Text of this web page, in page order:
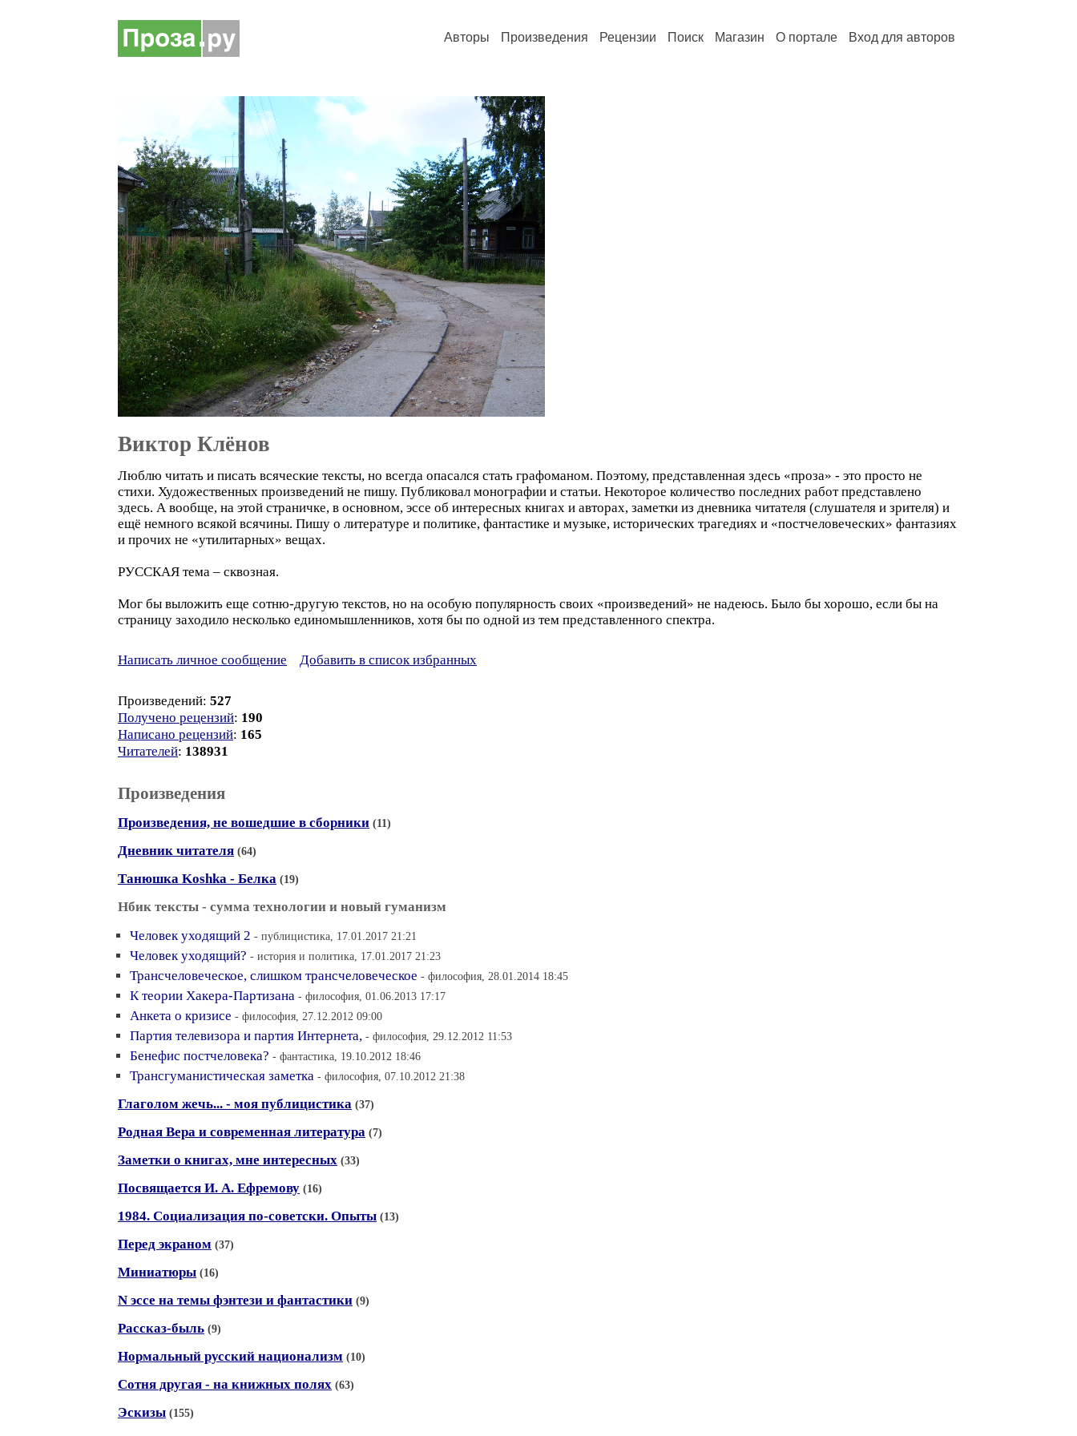
Авторы Произведения Рецензии Поиск Магазин О портале Вход для авторов
Виктор Клёнов
Люблю читать и писать всяческие тексты, но всегда опасался стать графоманом. Поэтому, представленная здесь «проза» - это просто не
стихи. Художественных произведений не пишу. Публиковал монографии и статьи. Некоторое количество последних работ представлено
здесь. А вообще, на этой страничке, в основном, эссе об интересных книгах и авторах, заметки из дневника читателя (слушателя и зрителя) и
ещё немного всякой всячины. Пишу о литературе и политике, фантастике и музыке, исторических трагедиях и «постчеловеческих» фантазиях
и прочих не «утилитарных» вещах.
РУССКАЯ тема – сквозная.
Мог бы выложить еще сотню-другую текстов, но на особую популярность своих «произведений» не надеюсь. Было бы хорошо, если бы на
страницу заходило несколько единомышленников, хотя бы по одной из тем представленного спектра.
Написать личное сообщение Добавить в список избранных
Произведений: 527
Получено рецензий: 190
Написано рецензий: 165
Читателей: 138931
Произведения
Произведения, не вошедшие в сборники (11)
Дневник читателя (64)
Танюшка Koshka - Белка (19)
Нбик тексты - сумма технологии и новый гуманизм
Человек уходящий 2 - публицистика, 17.01.2017 21:21
Человек уходящий? - история и политика, 17.01.2017 21:23
Трансчеловеческое, слишком трансчеловеческое - философия, 28.01.2014 18:45
К теории Хакера-Партизана - философия, 01.06.2013 17:17
Анкета о кризисе - философия, 27.12.2012 09:00
Партия телевизора и партия Интернета, - философия, 29.12.2012 11:53
Бенефис постчеловека? - фантастика, 19.10.2012 18:46
Трансгуманистическая заметка - философия, 07.10.2012 21:38
Глаголом жечь... - моя публицистика (37)
Родная Вера и современная литература (7)
Заметки о книгах, мне интересных (33)
Посвящается И. А. Ефремову (16)
1984. Социализация по-советски. Опыты (13)
Перед экраном (37)
Миниатюры (16)
N эссе на темы фэнтези и фантастики (9)
Рассказ-быль (9)
Нормальный русский национализм (10)
Сотня другая - на книжных полях (63)
Эскизы (155)